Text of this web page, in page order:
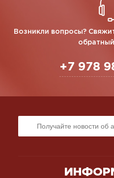
Возникли вопросы?
+7 978